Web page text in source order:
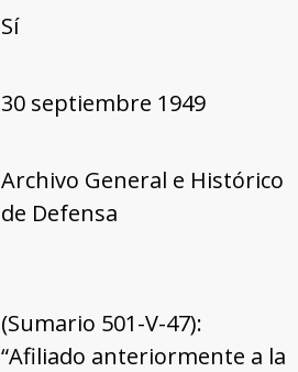
Sí
30 septiembre 1949
Archivo General e Histórico
de Defensa
(Sumario 501-V-47):
“Afiliado anteriormente a la